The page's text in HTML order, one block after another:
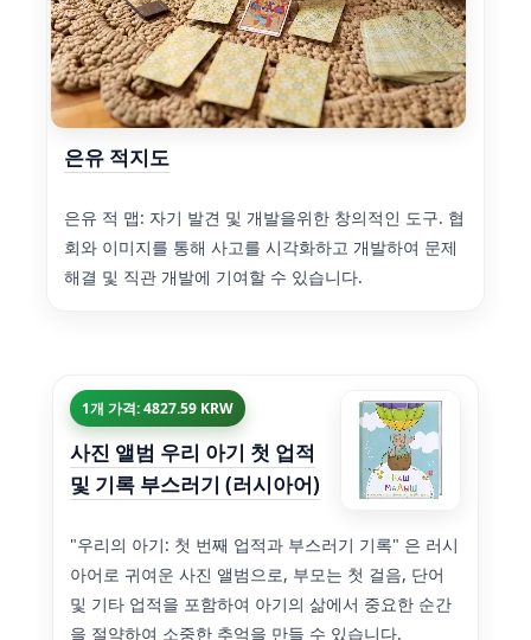
은유 적지도
은유 적 맵: 자기 발견 및 개발을위한 창의적인 도구. 협
회와 이미지를 통해 사고를 시각화하고 개발하여 문제
해결 및 직관 개발에 기여할 수 있습니다.
1개 가격: 4827.59 KRW
사진 앨범 우리 아기 첫 업적
및 기록 부스러기 (러시아어)
"우리의 아기: 첫 번째 업적과 부스러기 기록" 은 러시
아어로 귀여운 사진 앨범으로, 부모는 첫 걸음, 단어
및 기타 업적을 포함하여 아기의 삶에서 중요한 순간
을 절약하여 소중한 추억을 만들 수 있습니다.